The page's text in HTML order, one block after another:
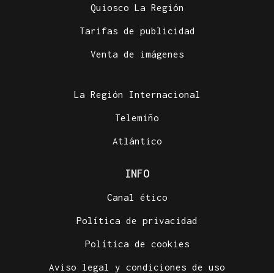
Quiosco La Región
Tarifas de publicidad
Venta de imágenes
La Región Internacional
Telemiño
Atlántico
INFO
Canal ético
Política de privacidad
Política de cookies
Aviso legal y condiciones de uso